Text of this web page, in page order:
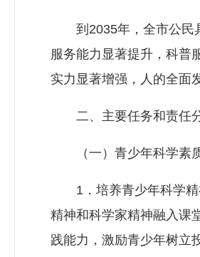
到2035年，全市公民具
服务能力显著提升，科普
实力显著增强，人的全面
二、主要任务和责任
（一）青少年科学素质
1．培养青少年科学精
精神和科学家精神融入课
践能力，激励青少年树立